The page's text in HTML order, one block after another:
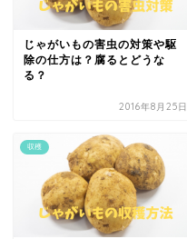
じゃがいもの害虫の対策や駆
除の仕方は？腐るとどうな
る？
2016年8月25日
収穫